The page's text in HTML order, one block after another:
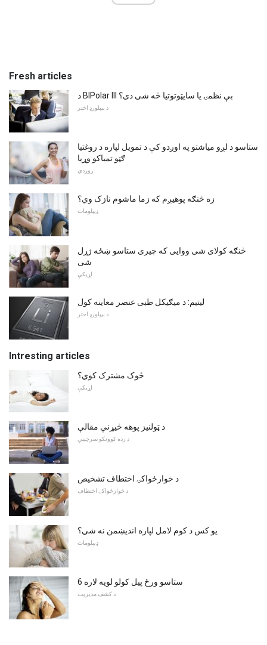
Fresh articles
د BIPolar III بې نظمۍ یا سایټوتوتیا څه شی دی؟
د بیپلورډ اختر
ستاسو د لږو میاشتو په اوږدو کې د تمویل لپاره د روغتیا
ګټو تمباکو وړیا
روږدي
زه څنګه پوهیږم که زما ماشوم نازک وي؟
ډیپلومات
څنګه کولای شی ووایی که چیری ستاسو ښځه ژړل
شی
اړیکې
لیتیم: د میګیکل طبی عنصر معاینه کول
د بیپلورډ اختر
Intresting articles
څوک مشترک کوي؟
اړیکې
د ټولنیز پوهه څیړنې مقالې
د زده کوونکو سرچینې
د خوارځواکۍ اختطاف تشخیص
د خوارځواکۍ اختطاف
یو کس د کوم لامل لپاره اندیښمن نه شي؟
ډیپلومات
6 ستاسو ورځ پیل کولو لویه لاره
د کشف مدیریت